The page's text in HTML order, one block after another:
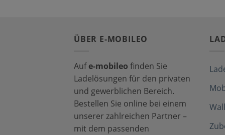
ÜBER E-MOBILEO
Aufe-mobileo finden Sie
Ladelösungen für den privaten
und gewerblichen Bereich.
Bestellen Sie online bei einem
unserer zahlreichen Partner –
mit dem passenden